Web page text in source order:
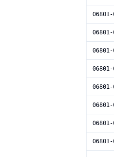
06801-
06801-
06801-
06801-
06801-
06801-
06801-
06801-